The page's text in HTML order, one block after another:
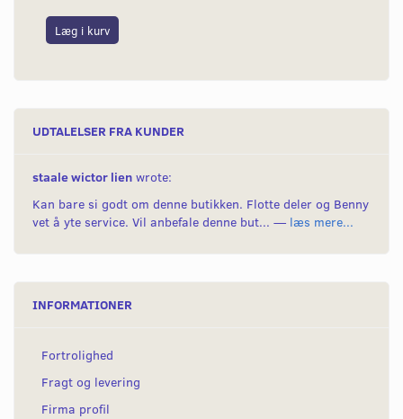
Læg i kurv
UDTALELSER FRA KUNDER
staale wictor lien wrote:
Kan bare si godt om denne butikken. Flotte deler og Benny
vet å yte service. Vil anbefale denne but... — læs mere...
INFORMATIONER
Fortrolighed
Fragt og levering
Firma profil